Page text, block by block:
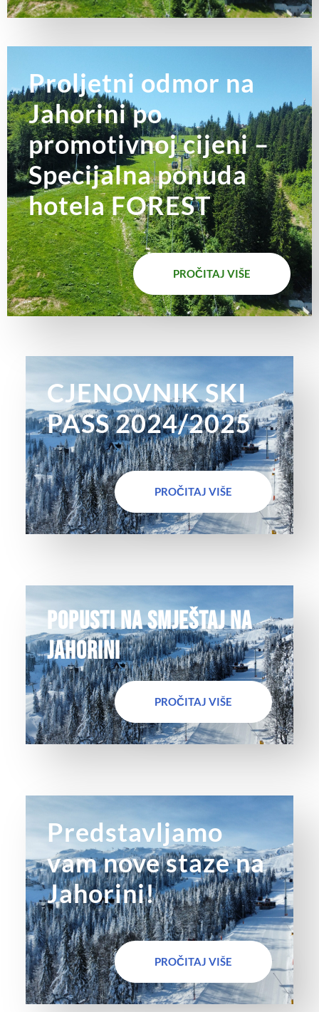
Proljetni odmor na
Jahorini po
promotivnoj cijeni –
Specijalna ponuda
hotela FOREST
PROČITAJ VIŠE
CJENOVNIK SKI
PASS 2024/2025
PROČITAJ VIŠE
Popusti na smještaj na
Jahorini
PROČITAJ VIŠE
Predstavljamo
vam nove staze na
Jahorini!
PROČITAJ VIŠE